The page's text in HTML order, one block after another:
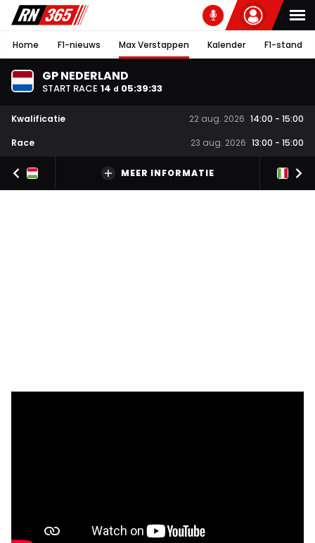
Home F1-nieuws Max Verstappen Kalender F1-stand
GP NEDERLAND
START RACE 14 d 05:39:32
Kwalificatie 22 aug. 2026 14:00 - 15:00
Race
23 aug. 2026 13:00 - 15:00
MEER INFORMATIE